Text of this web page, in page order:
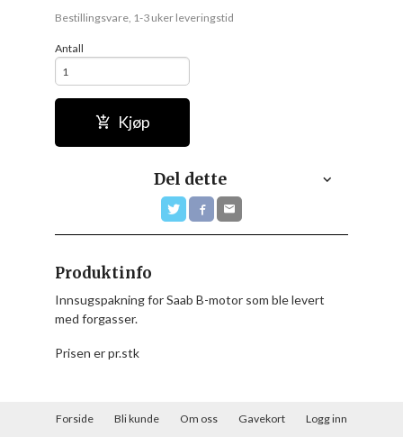
Bestillingsvare, 1-3 uker leveringstid
Antall
Kjøp
Del dette
Produktinfo
Innsugspakning for Saab B-motor som ble levert
med forgasser.
Prisen er pr.stk
Forside Bli kunde Om oss Gavekort Logg inn